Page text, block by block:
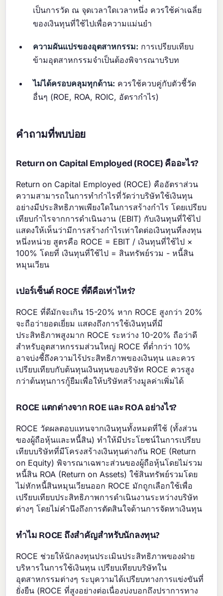
เป็นการวัด ณ จุดเวลาใดเวลาหนึ่ง ควรใช้ค่าเฉลี่ย
ของเงินทุนที่ใช้ไปเพื่อความแม่นยำ
ความผันแปรของอุตสาหกรรม: การเปรียบเทียบ
ข้ามอุตสาหกรรมจำเป็นต้องพิจารณาบริบท
ไม่ได้ครอบคลุมทุกด้าน: ควรใช้ควบคู่กับตัวชี้วัด
อื่นๆ (ROE, ROA, ROIC, อัตรากำไร)
คำถามที่พบบ่อย
Return on Capital Employed (ROCE) คืออะไร?
Return on Capital Employed (ROCE) คืออัตราส่วน
ความสามารถในการทำกำไรที่วัดว่าบริษัทใช้เงินทุน
อย่างมีประสิทธิภาพเพียงใดในการสร้างกำไร โดยเปรียบ
เทียบกำไรจากการดำเนินงาน (EBIT) กับเงินทุนที่ใช้ไป
แสดงให้เห็นว่ามีการสร้างกำไรเท่าใดต่อเงินทุนที่ลงทุน
หนึ่งหน่วย สูตรคือ ROCE = EBIT / เงินทุนที่ใช้ไป ×
100% โดยที่ เงินทุนที่ใช้ไป = สินทรัพย์รวม - หนี้สิน
หมุนเวียน
เปอร์เซ็นต์ ROCE ที่ดีคือเท่าไหร่?
ROCE ที่ดีมักจะเกิน 15-20% หาก ROCE สูงกว่า 20%
จะถือว่ายอดเยี่ยม แสดงถึงการใช้เงินทุนที่มี
ประสิทธิภาพสูงมาก ROCE ระหว่าง 10-20% ถือว่าดี
สำหรับอุตสาหกรรมส่วนใหญ่ ROCE ที่ต่ำกว่า 10%
อาจบ่งชี้ถึงความไร้ประสิทธิภาพของเงินทุน และควร
เปรียบเทียบกับต้นทุนเงินทุนของบริษัท ROCE ควรสูง
กว่าต้นทุนการกู้ยืมเพื่อให้บริษัทสร้างมูลค่าเพิ่มได้
ROCE แตกต่างจาก ROE และ ROA อย่างไร?
ROCE วัดผลตอบแทนจากเงินทุนทั้งหมดที่ใช้ (ทั้งส่วน
ของผู้ถือหุ้นและหนี้สิน) ทำให้มีประโยชน์ในการเปรียบ
เทียบบริษัทที่มีโครงสร้างเงินทุนต่างกัน ROE (Return
on Equity) พิจารณาเฉพาะส่วนของผู้ถือหุ้นโดยไม่รวม
หนี้สิน ROA (Return on Assets) ใช้สินทรัพย์รวมโดย
ไม่หักหนี้สินหมุนเวียนออก ROCE มักถูกเลือกใช้เพื่อ
เปรียบเทียบประสิทธิภาพการดำเนินงานระหว่างบริษัท
ต่างๆ โดยไม่คำนึงถึงการตัดสินใจด้านการจัดหาเงินทุน
ทำไม ROCE ถึงสำคัญสำหรับนักลงทุน?
ROCE ช่วยให้นักลงทุนประเมินประสิทธิภาพของฝ่าย
บริหารในการใช้เงินทุน เปรียบเทียบบริษัทใน
อุตสาหกรรมต่างๆ ระบุความได้เปรียบทางการแข่งขันที่
ยั่งยืน (ROCE ที่สูงอย่างต่อเนื่องบ่งบอกถึงปราการทาง